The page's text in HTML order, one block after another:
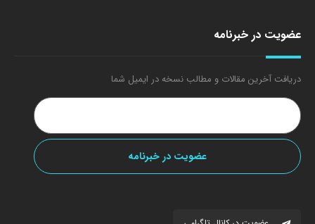
عضویت در خبرنامه
دریافت آخرین مقالات و مطالب نسخه در ایمیل شما